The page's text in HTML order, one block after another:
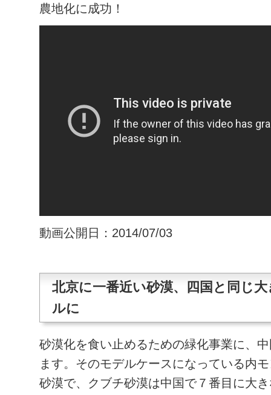
農地化に成功！
動画公開日：2014/07/03
北京に一番近い砂漠、四国と同じ
ルに
砂漠化を食い止めるための緑化事業に、
ます。そのモデルケースになっている内
砂漠で、クブチ砂漠は中国で７番目に大